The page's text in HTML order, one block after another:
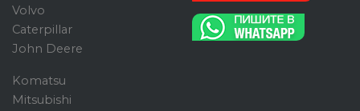
Volvo
Caterpillar
John Deere
Komatsu
Mitsubishi